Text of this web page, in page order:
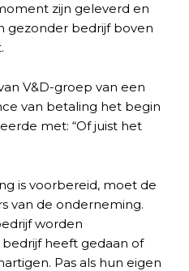
zijn geleverd en
gezonder bedrijf boven
V&D-groep van een
van betaling het begin
met: “Of juist het
is voorbereid, moet de
van de onderneming.
worden
heeft gedaan of
Pas als hun eigen